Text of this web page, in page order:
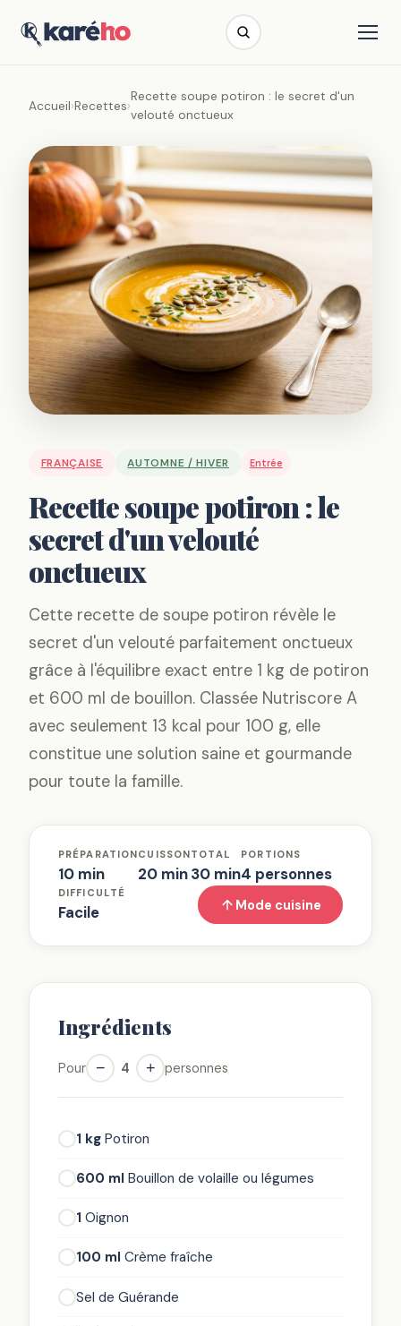
Accueil›Recettes›
Recette soupe potiron : le secret d'un
velouté onctueux
FRANÇAISE AUTOMNE / HIVER Entrée
Recette soupe potiron : le
secret d'un velouté
onctueux
Cette recette de soupe potiron révèle le
secret d'un velouté parfaitement onctueux
grâce à l'équilibre exact entre 1 kg de potiron
et 600 ml de bouillon. Classée Nutriscore A
avec seulement 13 kcal pour 100 g, elle
constitue une solution saine et gourmande
pour toute la famille.
PRÉPARATION
10 min
CUISSON
20 min
TOTAL
30 min
PORTIONS
4 personnes
DIFFICULTÉ
Facile Mode cuisine
Ingrédients
Pour − 4 + personnes
1 kg Potiron
600 ml Bouillon de volaille ou légumes
1 Oignon
100 ml Crème fraîche
Sel de Guérande